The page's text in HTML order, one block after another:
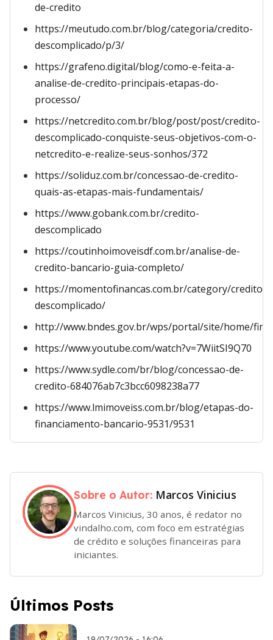
de-credito
https://meutudo.com.br/blog/categoria/credito-
descomplicado/p/3/
https://grafeno.digital/blog/como-e-feita-a-
analise-de-credito-principais-etapas-do-
processo/
https://netcredito.com.br/blog/post/post/credito-
descomplicado-conquiste-seus-objetivos-com-o-
netcredito-e-realize-seus-sonhos/372
https://soliduz.com.br/concessao-de-credito-
quais-as-etapas-mais-fundamentais/
https://www.gobank.com.br/credito-
descomplicado
https://coutinhoimoveisdf.com.br/analise-de-
credito-bancario-guia-completo/
https://momentofinancas.com.br/category/credito-
descomplicado/
http://www.bndes.gov.br/wps/portal/site/home/
https://www.youtube.com/watch?v=7WiitSI9Q70
https://www.sydle.com/br/blog/concessao-de-
credito-684076ab7c3bcc6098238a77
https://www.lmimoveiss.com.br/blog/etapas-do-
financiamento-bancario-9531/9531
Sobre o Autor: Marcos Vinicius
Marcos Vinicius, 30 anos, é redator no
vindalho.com, com foco em estratégias
de crédito e soluções financeiras para
iniciantes.
Últimos Posts